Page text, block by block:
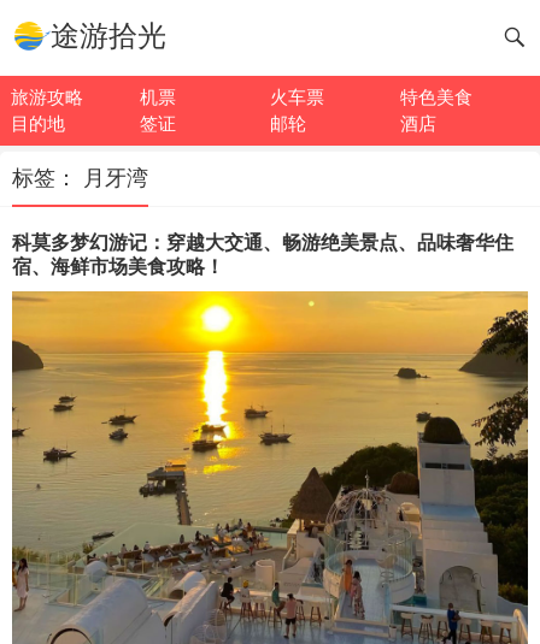
途游拾光
旅游攻略 机票 火车票
特色美食
目的地
签证 邮轮 酒店
标签： 月牙湾
科莫多梦幻游记：穿越大交通、畅游绝美景点、品味奢华住
宿、海鲜市场美食攻略！